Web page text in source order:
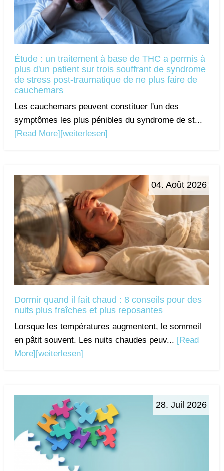
Étude : un traitement à base de THC a permis à
plus d'un patient sur trois souffrant de syndrome
de stress post-traumatique de ne plus faire de
cauchemars
Les cauchemars peuvent constituer l'un des
symptômes les plus pénibles du syndrome de st...
[Read More][weiterlesen]
04. Août 2026
Dormir quand il fait chaud : 8 conseils pour des
nuits plus fraîches et plus reposantes
Lorsque les températures augmentent, le sommeil
en pâtit souvent. Les nuits chaudes peuv... [Read
More][weiterlesen]
28. Juil 2026